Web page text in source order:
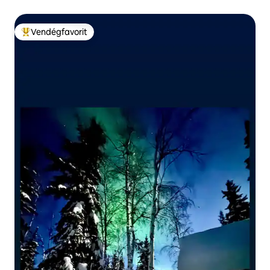
Kiemelt vendégfavorit
Vendégfavorit